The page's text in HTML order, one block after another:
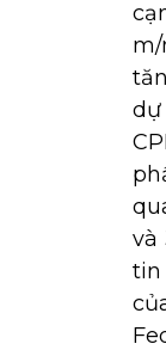
dự
và
tin